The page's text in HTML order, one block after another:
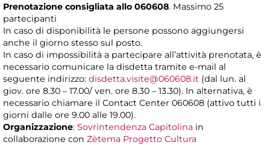
Prenotazione consigliata allo 060608. Massimo 25
partecipanti
In caso di disponibilità le persone possono aggiungersi
anche il giorno stesso sul posto.
In caso di impossibilità a partecipare all’attività prenotata, è
necessario comunicare la disdetta tramite e-mail al
seguente indirizzo: disdetta.visite@060608.it (dal lun. al
giov. ore 8.30 – 17.00/ ven. ore 8.30 – 13.30). In alternativa, è
necessario chiamare il Contact Center 060608 (attivo tutti i
giorni dalle ore 9.00 alle 19.00).
Organizzazione: Sovrintendenza Capitolina in
collaborazione con Zètema Progetto Cultura